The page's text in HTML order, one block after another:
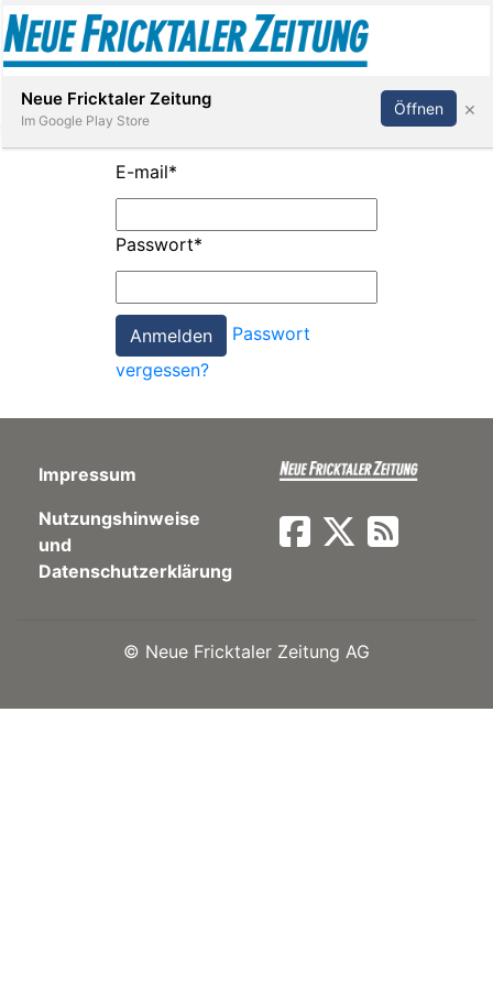
Paper
App
Abonnieren Anmelden
E-mail*
Passwort*
Passwort
vergessen?
Impressum
Nutzungshinweise
und
Datenschutzerklärung
© Neue Fricktaler Zeitung AG
Neue Fricktaler Zeitung
Im Google Play Store
Öffnen ×